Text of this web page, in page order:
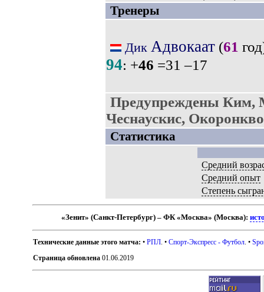
Тренеры
Дик Адвокаат(61
94: +46 =31 –17
Предупреждены
Чеснаускис,
Статистика
Средний
Средний опыт
Степень
«Зенит» (Санкт-Петербург) – ФК «Москва» (Москва):
Технические данные этого матча: •РПЛ . •Спорт-Экспресс - Футбол . •
Страница обновлена 01.06.2019